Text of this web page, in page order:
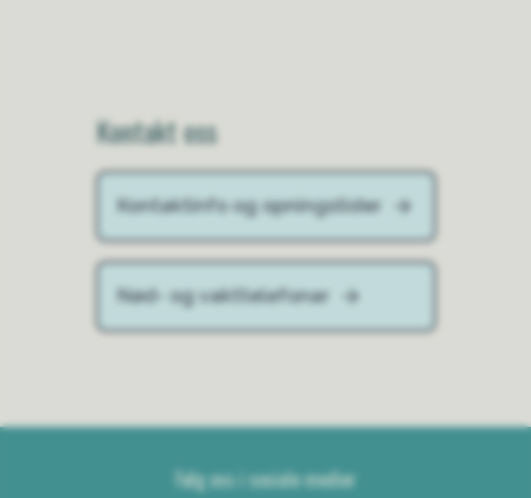
Kontakt oss
Kontaktinfo og opningstider
Nød- og vakttelefonar
Følg oss i sosiale medier